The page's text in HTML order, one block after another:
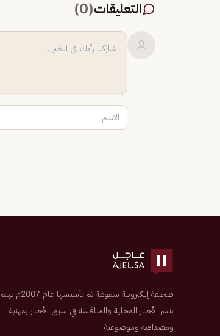
التعليقات(
0
)
صحيفة إلكترونية سعودية تم تأسيسها عام 2007م تهتم
بنشر الأخبار المحلية والمنافسة في سبق الأخبار بمهنية
ومصداقية وموضوعية